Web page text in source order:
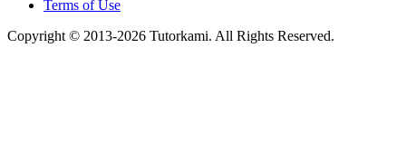
Terms of Use
Copyright © 2013-2026 Tutorkami. All Rights Reserved.